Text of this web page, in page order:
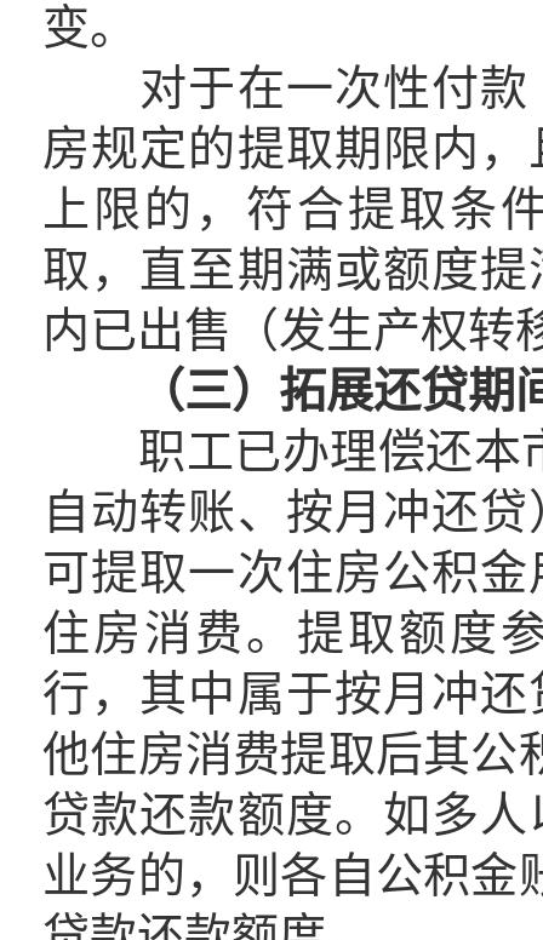
变。
对于在一次性付款
房规定的提取期限内
上限的，符合提取条
取，直至期满或额度
内已出售（发生产权转
（三）拓展还贷
职工已办理偿还本
自动转账、按月冲还
可提取一次住房公积
住房消费。提取额度
行，其中属于按月冲
他住房消费提取后其公
贷款还款额度。如多
业务的，则各自公积金